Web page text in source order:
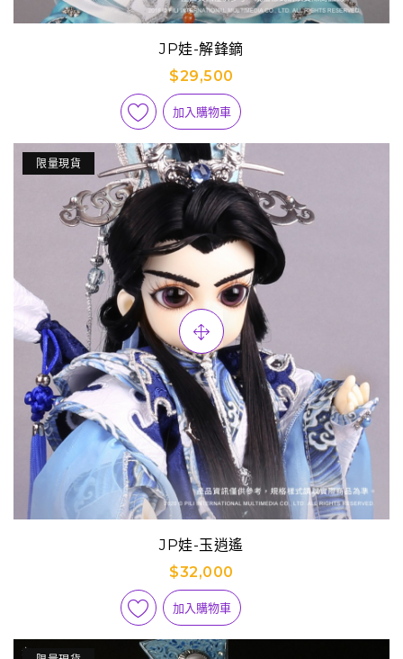
JP娃-解鋒鏑
$29,500
加入購物車
限量現貨
JP娃-玉逍遙
$32,000
加入購物車